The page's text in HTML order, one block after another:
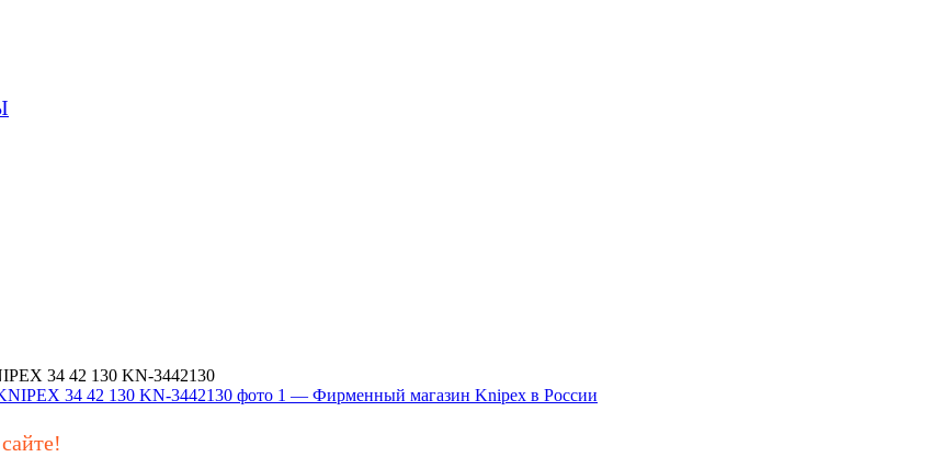
34 42 130 KN-3442130